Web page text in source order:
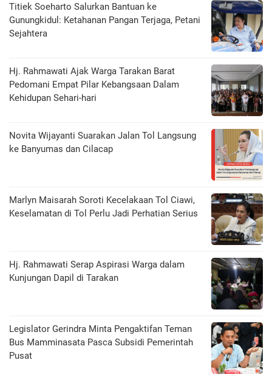
Titiek Soeharto Salurkan Bantuan ke
Gunungkidul: Ketahanan Pangan Terjaga, Petani
Sejahtera
Hj. Rahmawati Ajak Warga Tarakan Barat
Pedomani Empat Pilar Kebangsaan Dalam
Kehidupan Sehari-hari
Novita Wijayanti Suarakan Jalan Tol Langsung
ke Banyumas dan Cilacap
Marlyn Maisarah Soroti Kecelakaan Tol Ciawi,
Keselamatan di Tol Perlu Jadi Perhatian Serius
Hj. Rahmawati Serap Aspirasi Warga dalam
Kunjungan Dapil di Tarakan
Legislator Gerindra Minta Pengaktifan Teman
Bus Mamminasata Pasca Subsidi Pemerintah
Pusat